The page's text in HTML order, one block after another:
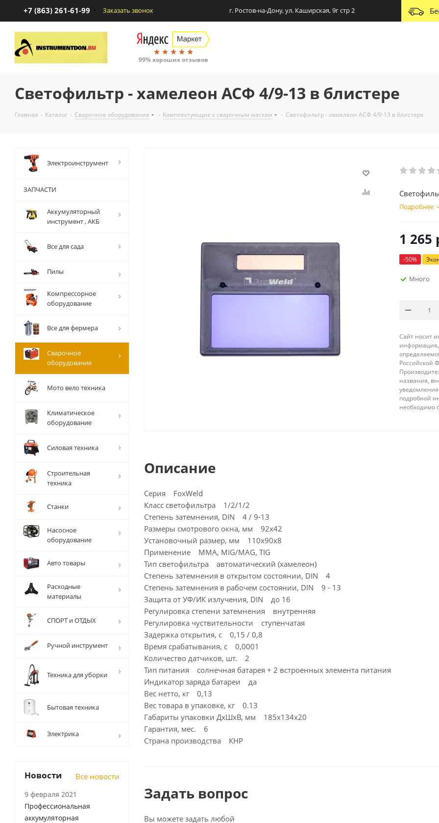
+7 (863) 261-61-99 Заказать звонок г. Ростов-на-Дону, ул. Каширская, 9г стр 2
99% хороших отзывов
Светофильтр - хамелеон ACФ 4/9-13 в блистере
Главная - Каталог - Сварочное оборудование - Комплектующие к сварочным маскам - Светофильтр - хамелеон ACФ 4/9-13 в блистере
Подробнее
1 265
-50%
Много
Сайт носит
информация,
Российской
названия,
подробной
необходимо
Описание
Серия FoxWeld
Класс светофильтра 1/2/1/2
Степень затемнения, DIN 4 / 9-13
Размеры смотрового окна, мм 92х42
Установочный размер, мм 110х90х8
Применение MMA, MIG/MAG, TIG
Тип светофильтра автоматический (хамелеон)
Степень затемнения в открытом состоянии, DIN 4
Степень затемнения в рабочем состоянии, DIN 9 - 13
Защита от УФ/ИК излучения, DIN до 16
Регулировка степени затемнения внутренняя
Регулировка чуствительности ступенчатая
Задержка открытия, с 0,15 / 0,8
Время срабатывания, с 0,0001
Количество датчиков, шт. 2
Тип питания солнечная батарея + 2 встроенных элемента питания
Индикатор заряда батареи да
Вес нетто, кг 0,13
Вес товара в упаковке, кг 0.13
Габариты упаковки ДхШхВ, мм 185x134x20
Гарантия, мес. 6
Страна производства КНР
Задать вопрос
Вы можете задать любой
Электроинструмент
ЗАПЧАСТИ
Аккумуляторный
инструмент , АКБ
Все для сада
Пилы
Компрессорное
оборудование
Все для фермера
Сварочное
оборудование
Мото вело техника
Климатическое
оборудование
Силовая техника
Строительная
техника
Станки
Насосное
оборудование
Авто товары
Расходные
материалы
СПОРТ и ОТДЫХ
Ручной инструмент
Техника для уборки
Бытовая техника
Электрика
Новости Все новости
9 февраля 2021
Профессиональная
аккумуляторная